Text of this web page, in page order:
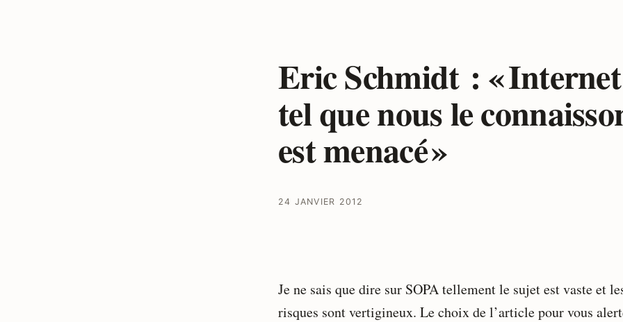
Eric Schmidt : « Internet
tel que nous le
est menacé »
24 JANVIER 2012
Je ne sais que dire sur SOPA tellement le sujet est vaste et
risques sont vertigineux. Le choix de l’article pour vous